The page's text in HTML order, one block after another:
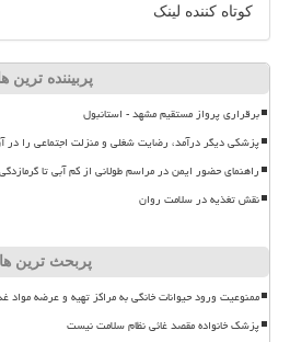
کوتاه کننده لینک
پربیننده ترین
برقراری پرواز مستقیم مشهد - استانبول
پزشکی دیگر درآمد، رضایت شغلی و منزلت اجتماعی را در
راهنمای حضور ایمن در مراسم طولانی از کم آبی تا گرمازدگی
نقش تغذیه در سلامت روان
پربحث ترین ها
ممنوعیت ورود حیوانات خانگی به مراکز تهیه و عرضه مواد
پزشک خانواده مقصد غائی نظام سلامت نیست